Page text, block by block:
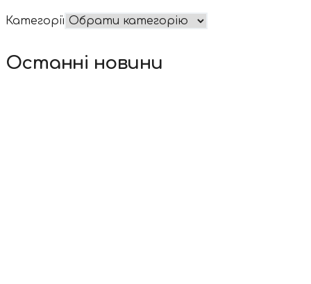
Категорії
Останні новини